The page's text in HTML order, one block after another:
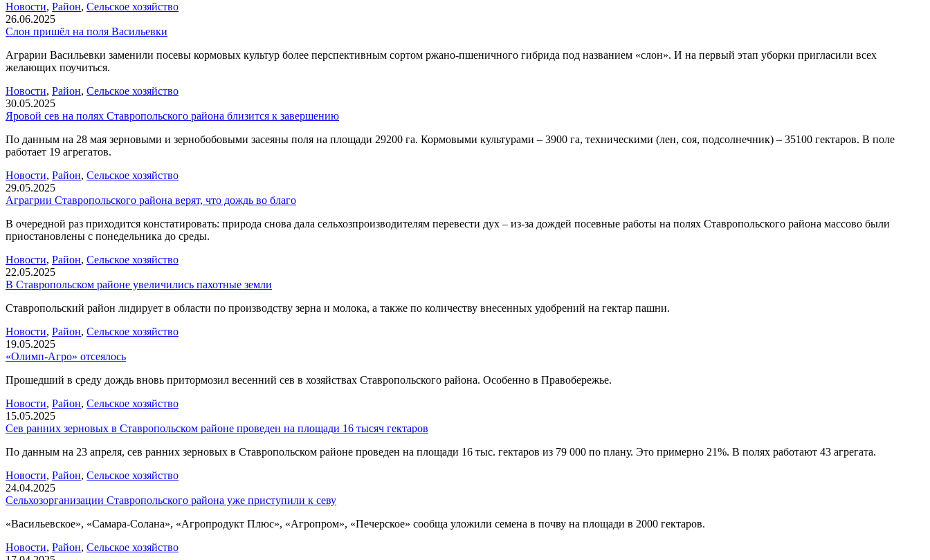
Новости, Район, Сельское хозяйство
26.06.2025
Слон пришёл на поля Васильевки
Аграрии Васильевки заменили посевы кормовых культур более перспективным сортом ржано-пшеничного гибрида под названием «слон». И на первый этап уборки пригласили всех
желающих поучиться.
Новости, Район, Сельское хозяйство
30.05.2025
Яровой сев на полях Ставропольского района близится к завершению
По данным на 28 мая зерновыми и зернобобовыми засеяны поля на площади 29200 га. Кормовыми культурами – 3900 га, техническими (лен, соя, подсолнечник) – 35100 гектаров. В поле
работает 19 агрегатов.
Новости, Район, Сельское хозяйство
29.05.2025
Аграгрии Ставропольского района верят, что дождь во благо
В очередной раз приходится констатировать: природа снова дала сельхозпроизводителям перевести дух – из-за дождей посевные работы на полях Ставропольского района массово были
приостановлены с понедельника до среды.
Новости, Район, Сельское хозяйство
22.05.2025
В Ставропольском районе увеличились пахотные земли
Ставропольский район лидирует в области по производству зерна и молока, а также по количеству внесенных удобрений на гектар пашни.
Новости, Район, Сельское хозяйство
19.05.2025
«Олимп-Агро» отсеялось
Прошедший в среду дождь вновь притормозил весенний сев в хозяйствах Ставропольского района. Особенно в Правобережье.
Новости, Район, Сельское хозяйство
15.05.2025
Сев ранних зерновых в Ставропольском районе проведен на площади 16 тысяч гектаров
По данным на 23 апреля, сев ранних зерновых в Ставропольском районе проведен на площади 16 тыс. гектаров из 79 000 по плану. Это примерно 21%. В полях работают 43 агрегата.
Новости, Район, Сельское хозяйство
24.04.2025
Сельхозорганизации Ставропольского района уже приступили к севу
«Васильевское», «Самара-Солана», «Агропродукт Плюс», «Агропром», «Печерское» сообща уложили семена в почву на площади в 2000 гектаров.
Новости, Район, Сельское хозяйство